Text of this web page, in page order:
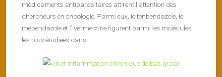
médicaments antiparasitaires attirent l’attention des
chercheurs en oncologie. Parmi eux, le fenbendazole, le
mébendazole et l’ivermectine figurent parmi les molécules
les plus étudiées dans...